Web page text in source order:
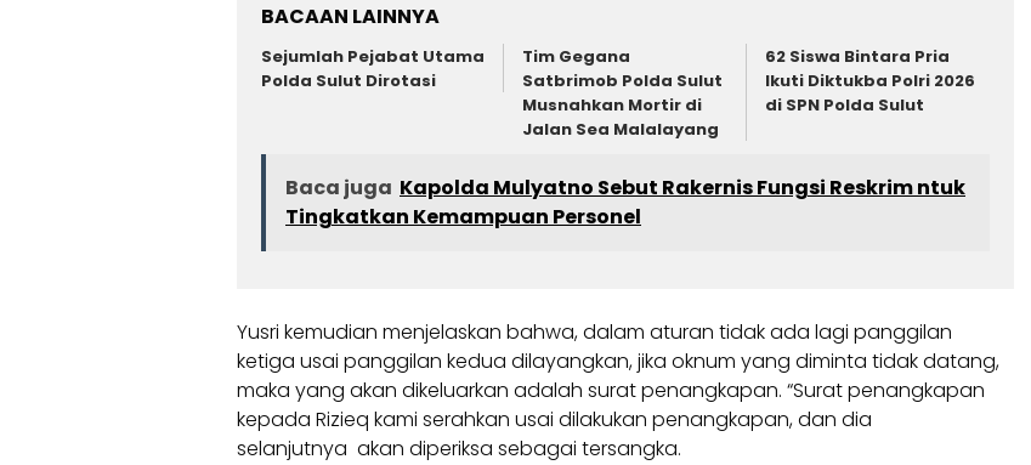
BACAAN LAINNYA
Sejumlah Pejabat Utama
Polda Sulut Dirotasi
Tim Gegana
Satbrimob Polda Sulut
Musnahkan Mortir di
Jalan Sea Malalayang
62 Siswa Bintara Pria
Ikuti Diktukba Polri 2026
di SPN Polda Sulut
Baca juga Kapolda Mulyatno Sebut Rakernis Fungsi Reskrim ntuk
Tingkatkan Kemampuan Personel
Yusri kemudian menjelaskan bahwa, dalam aturan tidak ada lagi panggilan
ketiga usai panggilan kedua dilayangkan, jika oknum yang diminta tidak datang,
maka yang akan dikeluarkan adalah surat penangkapan. “Surat penangkapan
kepada Rizieq kami serahkan usai dilakukan penangkapan, dan dia
selanjutnya akan diperiksa sebagai tersangka.